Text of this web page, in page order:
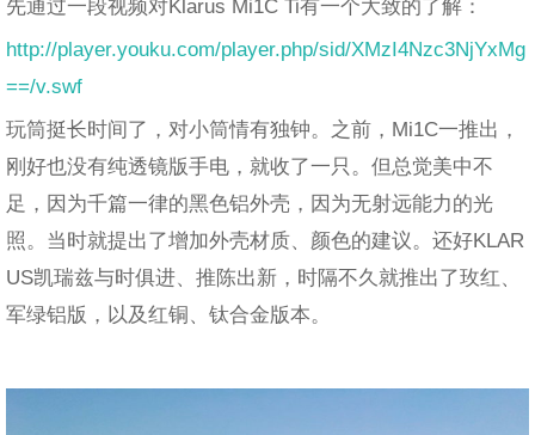
先通过一段视频对Klarus Mi1C Ti有一个大致的了解：
http://player.youku.com/player.php/sid/XMzI4Nzc3NjYxMg
==/v.swf
玩筒挺长时间了，对小筒情有独钟。之前，Mi1C一推出，
刚好也没有纯透镜版手电，就收了一只。但总觉美中不
足，因为千篇一律的黑色铝外壳，因为无射远能力的光
照。当时就提出了增加外壳材质、颜色的建议。还好KLAR
US凯瑞兹与时俱进、推陈出新，时隔不久就推出了玫红、
军绿铝版，以及红铜、钛合金版本。